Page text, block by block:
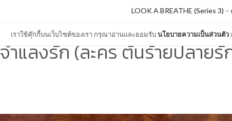
เราใช้คุ๊กกี้บนเว็บไซต์ของเรา กรุณาอ่านและยอมรับนโยบายความเป็นส่วนตัว
LOOK A BREATHE (Series 3) –
จำแลงรัก (ละคร ต้นร้ายปลาย